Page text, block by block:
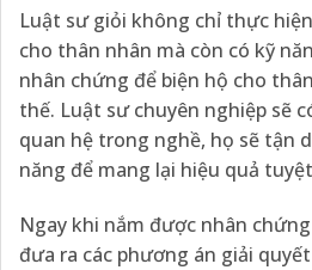
Luật sư giỏi không chỉ thực
cho thân nhân mà còn có kỹ
nhân chứng để biện hộ cho
thế. Luật sư chuyên nghiệp sẽ
quan hệ trong nghề, họ sẽ tận
năng để mang lại hiệu quả
Ngay khi nắm được nhân
đưa ra các phương án giải